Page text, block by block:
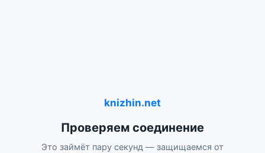
knizhin.net
Проверяем соединение
Это займёт пару секунд — защищаемся от